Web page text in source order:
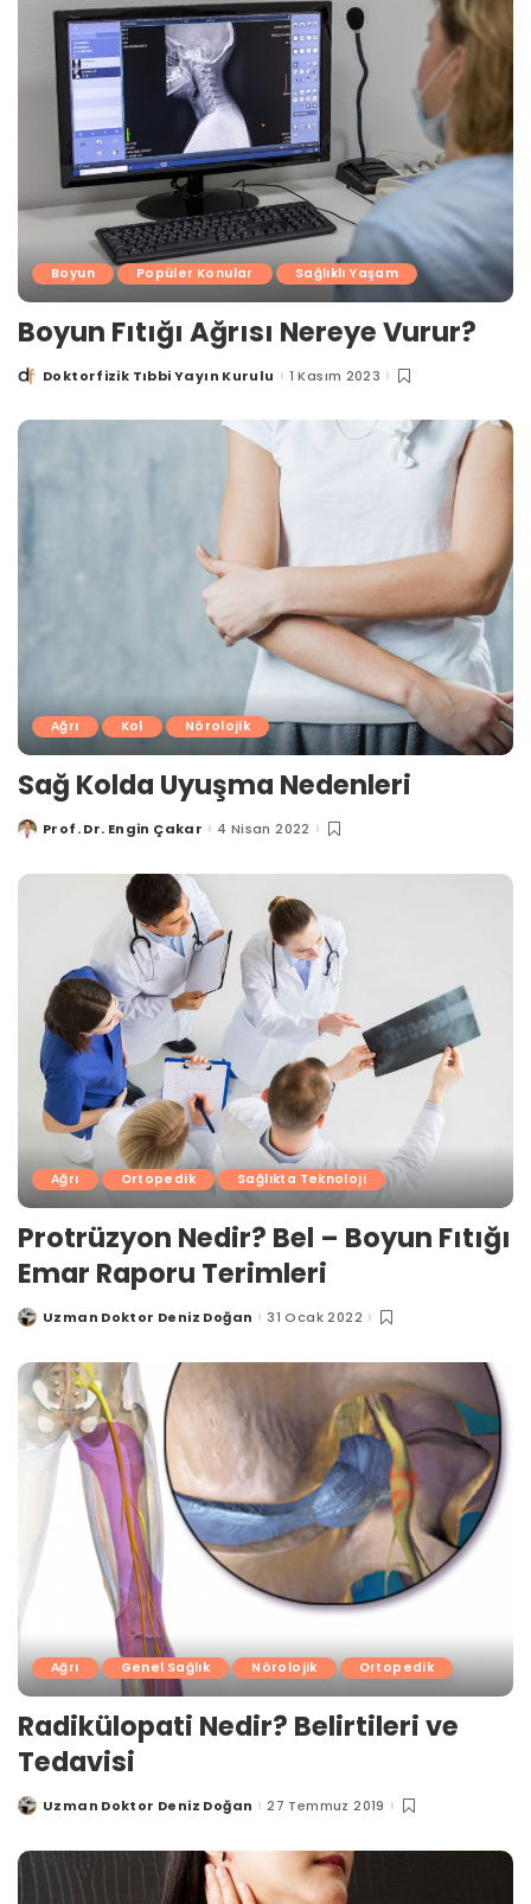
Boyun Popüler Konular Sağlıklı Yaşam
Boyun Fıtığı Ağrısı Nereye Vurur?
PostedDoktorfizik Tıbbi Yayın Kurulu 1 Kasım 2023
Ağrı Kol Nörolojik
Sağ Kolda Uyuşma Nedenleri
PostedProf. Dr. Engin Çakar 4 Nisan 2022
Ağrı Ortopedik Sağlıkta Teknoloji
Protrüzyon Nedir? Bel – Boyun Fıtığı
Emar Raporu Terimleri
PostedUzman Doktor Deniz Doğan 31 Ocak 2022
Ağrı Genel Sağlık Nörolojik Ortopedik
Radikülopati Nedir? Belirtileri ve
Tedavisi
PostedUzman Doktor Deniz Doğan 27 Temmuz 2019